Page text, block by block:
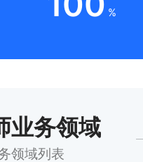
%
业务领域
领域列表